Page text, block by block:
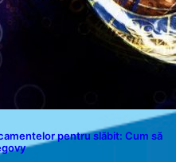
pentru slăbit: Cum să